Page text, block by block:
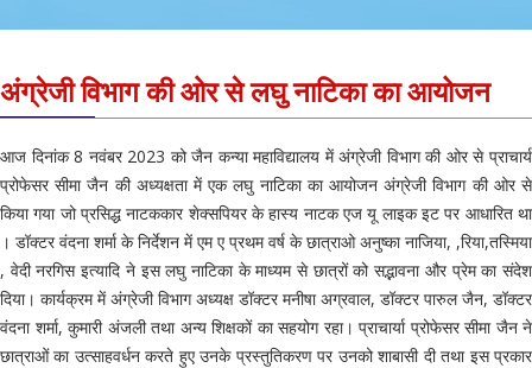
अंग्रेजी विभाग की ओर से लघु नाटिका का आयोजन
आज दिनांक 8 नवंबर 2023 को जैन कन्या महाविद्यालय में अंग्रेजी विभाग की ओर से प्राचार्य
प्रोफेसर सीमा जैन की अध्यक्षता में एक लघु नाटिका का आयोजन अंग्रेजी विभाग की ओर से
किया गया जो प्रसिद्ध नाटककार शेक्सपियर के हास्य नाटक एज यू लाइक इट पर आधारित था
। डॉक्टर वंदना शर्मा के निर्देशन में एम ए प्रथम वर्ष के छात्राओ अनुष्का नाजिया, ,रिया,तस्मिया
, वेदी नरगिस इत्यादि ने इस लघु नाटिका के माध्यम से छात्रों को सद्भावना और प्रेम का संदेश
दिया। कार्यक्रम में अंग्रेजी विभाग अध्यक्ष डॉक्टर मनीषा अग्रवाल, डॉक्टर पारुल जैन, डॉक्टर
वंदना शर्मा, कुमारी अंजली तथा अन्य शिक्षकों का सहयोग रहा। प्राचार्या प्रोफेसर सीमा जैन ने
छात्राओं का उत्साहवर्धन करते हुए उनके प्रस्तुतिकरण पर उनको शाबासी दी तथा इस प्रकार